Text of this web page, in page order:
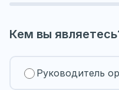
Кем вы
Руководитель